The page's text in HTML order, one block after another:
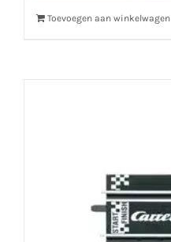
Toevoegen aan winkelwagen